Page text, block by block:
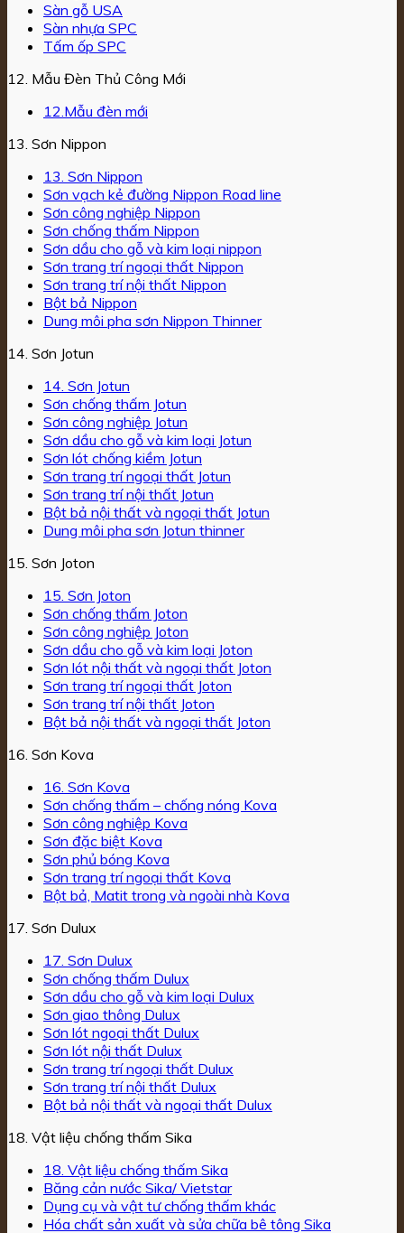
Sàn gỗ USA
Sàn nhựa SPC
Tấm ốp SPC
12. Mẫu Đèn Thủ Công Mới
12.Mẫu đèn mới
13. Sơn Nippon
13. Sơn Nippon
Sơn vạch kẻ đường Nippon Road line
Sơn công nghiệp Nippon
Sơn chống thấm Nippon
Sơn dầu cho gỗ và kim loại nippon
Sơn trang trí ngoại thất Nippon
Sơn trang trí nội thất Nippon
Bột bả Nippon
Dung môi pha sơn Nippon Thinner
14. Sơn Jotun
14. Sơn Jotun
Sơn chống thấm Jotun
Sơn công nghiệp Jotun
Sơn dầu cho gỗ và kim loại Jotun
Sơn lót chống kiềm Jotun
Sơn trang trí ngoại thất Jotun
Sơn trang trí nội thất Jotun
Bột bả nội thất và ngoại thất Jotun
Dung môi pha sơn Jotun thinner
15. Sơn Joton
15. Sơn Joton
Sơn chống thấm Joton
Sơn công nghiệp Joton
Sơn dầu cho gỗ và kim loại Joton
Sơn lót nội thất và ngoại thất Joton
Sơn trang trí ngoại thất Joton
Sơn trang trí nội thất Joton
Bột bả nội thất và ngoại thất Joton
16. Sơn Kova
16. Sơn Kova
Sơn chống thấm – chống nóng Kova
Sơn công nghiệp Kova
Sơn đặc biệt Kova
Sơn phủ bóng Kova
Sơn trang trí ngoại thất Kova
Bột bả, Matit trong và ngoài nhà Kova
17. Sơn Dulux
17. Sơn Dulux
Sơn chống thấm Dulux
Sơn dầu cho gỗ và kim loại Dulux
Sơn giao thông Dulux
Sơn lót ngoại thất Dulux
Sơn lót nội thất Dulux
Sơn trang trí ngoại thất Dulux
Sơn trang trí nội thất Dulux
Bột bả nội thất và ngoại thất Dulux
18. Vật liệu chống thấm Sika
18. Vật liệu chống thấm Sika
Băng cản nước Sika/ Vietstar
Dụng cụ và vật tư chống thấm khác
Hóa chất sản xuất và sửa chữa bê tông Sika